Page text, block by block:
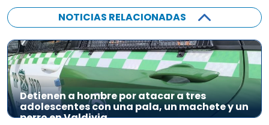
NOTICIAS RELACIONADAS
Detienen a hombre por atacar a tres
adolescentes con una pala, un machete y un
perro en Valdivia